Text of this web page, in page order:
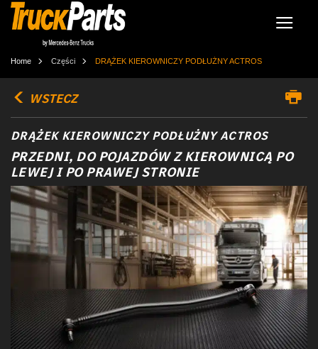
Home Części DRĄŻEK KIEROWNICZY PODŁUŻNY ACTROS
WSTECZ
DRĄŻEK KIEROWNICZY PODŁUŻNY ACTROS
PRZEDNI, DO POJAZDÓW Z KIEROWNICĄ PO
LEWEJ I PO PRAWEJ STRONIE